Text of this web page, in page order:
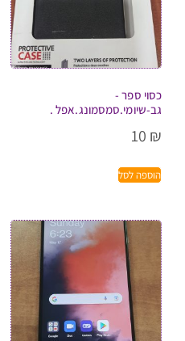
כסוי ספר -
גב-שיומי.סמסמונג.אפל .
10 ₪
הוספה לסל